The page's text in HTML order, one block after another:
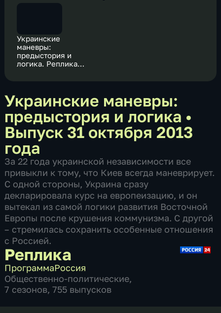
Украинские
маневры:
предыстория и
логика. Реплика
Украинские маневры:
предыстория и логика •
Выпуск 31 октября 2013
года
За 22 года украинской независимости все
привыкли к тому, что Киев всегда маневрирует.
С одной стороны, Украина сразу
декларировала курс на европеизацию, и он
вытекал из самой логики развития Восточной
Европы после крушения коммунизма. С другой
– стремилась сохранить особенные отношения
с Россией.
Реплика
ПрограммаРоссия
Общественно-политические,
7 сезонов, 755 выпусков